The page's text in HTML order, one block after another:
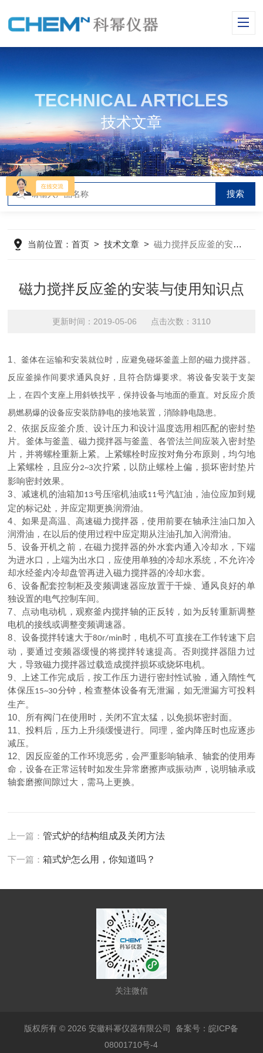
TECHNICAL ARTICLES
技术文章
当前位置：首页 >技术文章 >磁力搅拌反应釜的安装与使用知识点
磁力搅拌反应釜的安装与使用知识点
更新时间：2019-05-06 点击次数：3110
1 、釜体在运输和安装就位时，应避免碰坏釜盖上部的磁力搅拌器。
反应釜操作间要求通风良好，且符合防爆要求。将设备安装于支架
上，在四个支座上用斜铁找平，保持设备与地面的垂直。对反应介质
易燃易爆的设备应安装防静电的接地装置，消除静电隐患。
2 、依据反应釜介质、设计压力和设计温度选用相匹配的密封垫
片。釜体与釜盖、磁力搅拌器与釜盖、各管法兰间应装入密封垫
片，并将螺栓重新上紧。上紧螺栓时应按对角分布原则，均匀地
上紧螺栓，且应分2~3次拧紧，以防止螺栓上偏，损坏密封垫片
影响密封效果。
3 、减速机的油箱加13号压缩机油或11号汽缸油，油位应加到规
定的标记处，并应定期更换润滑油。
4 、如果是高温、高速磁力搅拌器，使用前要在轴承注油口加入
润滑油，在以后的使用过程中应定期从注油孔加入润滑油。
5 、设备开机之前，在磁力搅拌器的外水套内通入冷却水，下端
为进水口，上端为出水口，应使用单独的冷却水系统，不允许冷
却水经釜内冷却盘管再进入磁力搅拌器的冷却水套。
6 、设备配套控制柜及变频调速器应放置于干燥、通风良好的单
独设置的电气控制车间。
7 、点动电动机，观察釜内搅拌轴的正反转，如为反转重新调整
电机的接线或调整变频调速器。
8 、设备搅拌转速大于80r/min 时，电机不可直接在工作转速下启
动，要通过变频器缓慢的将搅拌转速提高。否则搅拌器阻力过
大，导致磁力搅拌器过载造成搅拌损坏或烧坏电机。
9 、上述工作完成后，按工作压力进行密封性试验，通入隋性气
体保压15~30分钟，检查整体设备有无泄漏，如无泄漏方可投料
生产。
10 、所有阀门在使用时，关闭不宜太猛，以免损坏密封面。
11
、投料后，压力上升须缓慢进行。同理，釜内降压时也应逐步
减压。
12 、因反应釜的工作环境恶劣，会严重影响轴承、轴套的使用寿
命，设备在正常运转时如发生异常磨擦声或振动声，说明轴承或
轴套磨擦间隙过大，需马上更换。
上一篇：管式炉的结构组成及关闭方法
下一篇：箱式炉怎么用，你知道吗？
关注微信
版权所有 © 2026 安徽科幂仪器有限公司备案号：皖ICP备
08001710号-4